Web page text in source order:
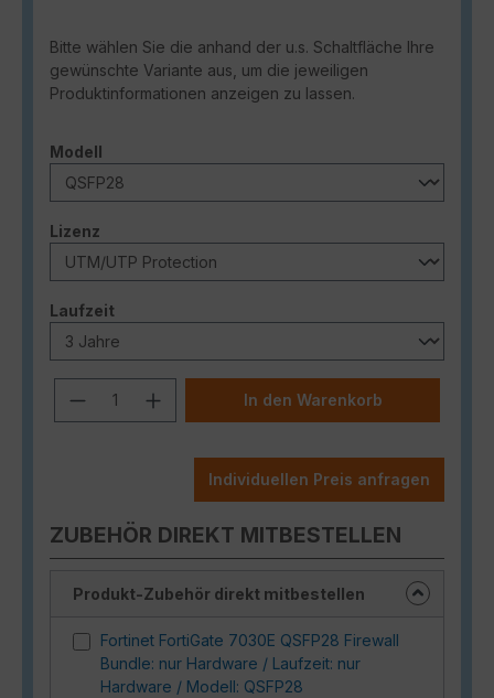
Bitte wählen Sie die anhand der u.s. Schaltfläche Ihre
gewünschte Variante aus, um die jeweiligen
Produktinformationen anzeigen zu lassen.
Modell
Lizenz
Laufzeitauswählen
Produkt Anzahl: Gib den
In den Warenkorb
Individuellen Preis anfragen
ZUBEHÖR DIREKT MITBESTELLEN
Produkt-Zubehör direkt mitbestellen
Fortinet FortiGate 7030E QSFP28 Firewall
Bundle: nur Hardware / Laufzeit: nur
Hardware / Modell: QSFP28